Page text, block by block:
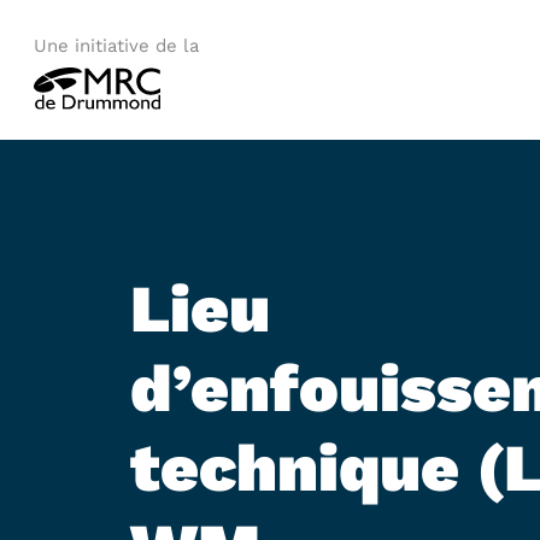
Une initiative de la
Lieu
technique